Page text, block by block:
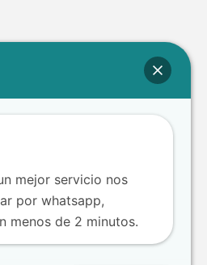
mejor servicio nos
por whatsapp,
menos de 2 minutos.